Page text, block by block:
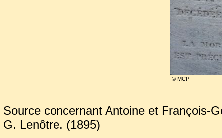
Source concernant Antoine et François-
G. Lenôtre. (1895)
© MCP